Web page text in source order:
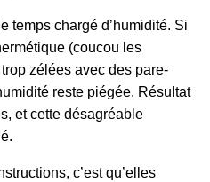
temps chargé d’humidité. Si
(coucou les
zélées avec des pare-
reste piégée. Résultat
et cette désagréable
c’est qu’elles